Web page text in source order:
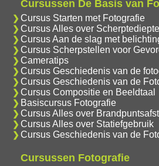
Cursussen De Basis van
Cursus Starten met Fotografie
Cursus Alles over Scherptediepte
Cursus Aan de slag met
Cursus Scherpstellen voor
Cameratips
Cursus Geschiedenis van de
Cursus Geschiedenis van de
Cursus Compositie en Beeldtaal
Basiscursus Fotografie
Cursus Alles over
Cursus Alles over Statiefgebruik
Cursus Geschiedenis van de
Cursussen Fotografie